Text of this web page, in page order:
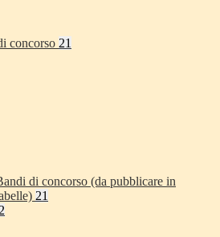
concorso 21
di concorso (da pubblicare in
21
2